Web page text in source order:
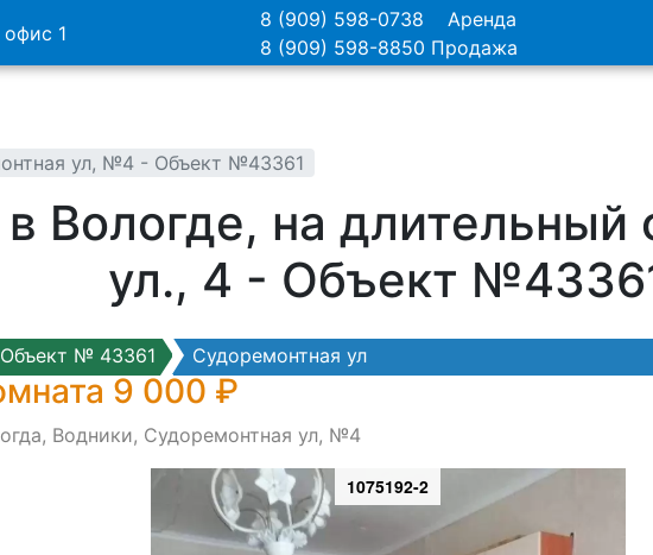
1
8 (909) 598-0738 Аренда
8 (909) 598-8850 Продажа
ул, №4 - Объект №43361
Вологде, на
ул., 4 - Объект
Объект № 43361 Судоремонтная ул
9 000 ₽
Водники, Судоремонтная ул, №4
1075192-2